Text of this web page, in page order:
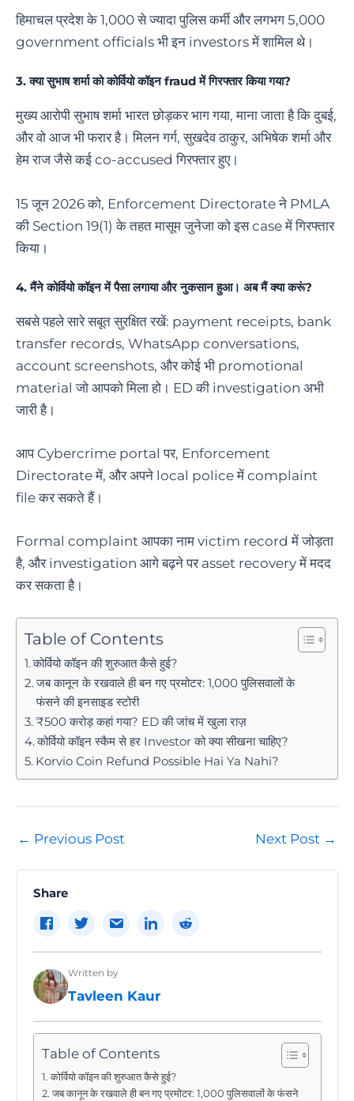
हिमाचल प्रदेश के 1,000 से ज्यादा पुलिस कर्मी और लगभग 5,000
government officials भी इन investors में शामिल थे।
3. क्या सुभाष शर्मा को कोर्वियो कॉइन fraud में गिरफ्तार किया गया?
मुख्य आरोपी सुभाष शर्मा भारत छोड़कर भाग गया, माना जाता है कि दुबई,
और वो आज भी फरार है। मिलन गर्ग, सुखदेव ठाकुर, अभिषेक शर्मा और
हेम राज जैसे कई co-accused गिरफ्तार हुए।
15 जून 2026 को, Enforcement Directorate ने PMLA
की Section 19(1) के तहत मासूम जुनेजा को इस case में गिरफ्तार
किया।
4. मैंने कोर्वियो कॉइन में पैसा लगाया और नुकसान हुआ। अब मैं क्या करूं?
सबसे पहले सारे सबूत सुरक्षित रखें: payment receipts, bank
transfer records, WhatsApp conversations,
account screenshots, और कोई भी promotional
material जो आपको मिला हो। ED की investigation अभी
जारी है।
आप Cybercrime portal पर, Enforcement
Directorate में, और अपने local police में complaint
file कर सकते हैं।
Formal complaint आपका नाम victim record में जोड़ता
है, और investigation आगे बढ़ने पर asset recovery में मदद
कर सकता है।
Table of Contents
कोर्वियो कॉइन की शुरुआत कैसे हुई?
जब कानून के रखवाले ही बन गए प्रमोटर: 1,000 पुलिसवालों के
फंसने की इनसाइड स्टोरी
₹500 करोड़ कहां गया? ED की जांच में खुला राज़
कोर्वियो कॉइन स्कैम से हर Investor को क्या सीखना चाहिए?
Korvio Coin Refund Possible Hai Ya Nahi?
Post
← Previous Post Next Post →
Share
Written by
Tavleen Kaur
Table of Contents
कोर्वियो कॉइन की शुरुआत कैसे हुई?
जब कानून के रखवाले ही बन गए प्रमोटर: 1,000 पुलिसवालों के फंसने